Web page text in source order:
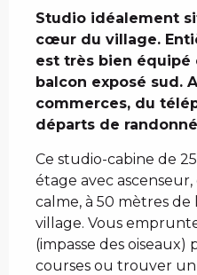
Studio idéalement
cœur du village.
est très bien équipé
balcon exposé sud.
commerces, du
départs de
Ce studio-cabine de
étage avec
calme, à 50 mètres
village. Vous
(impasse des oiseaux)
courses ou trouver